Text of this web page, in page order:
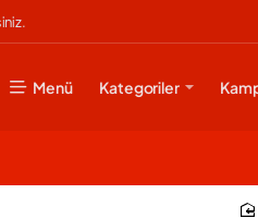
Menü Kategoriler